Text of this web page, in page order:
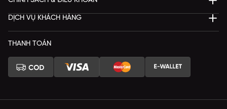
DỊCH VỤ KHÁCH HÀNG
THANH TOÁN